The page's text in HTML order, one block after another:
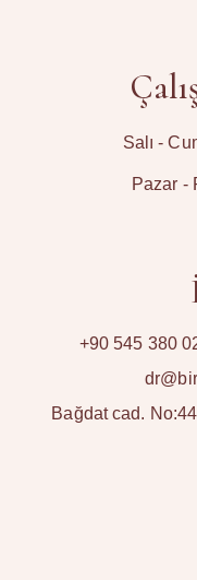
Salı -
Pazar -
+90 545 380
Bağdat cad.